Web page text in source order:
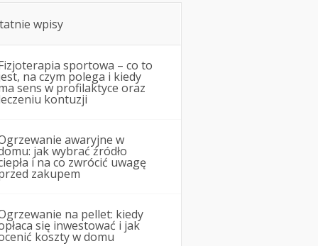
wpisy
sportowa – co to
na czym polega i kiedy
sens w profilaktyce oraz
kontuzji
awaryjne w
jak wybrać źródło
i na co zwrócić uwagę
zakupem
na pellet: kiedy
się inwestować i jak
koszty w domu